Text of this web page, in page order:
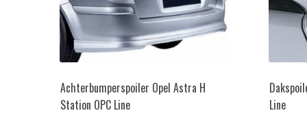
Achterbumperspoiler Opel Astra H
Station OPC Line
Line